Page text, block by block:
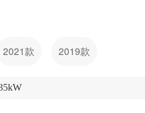
2021款 2019款